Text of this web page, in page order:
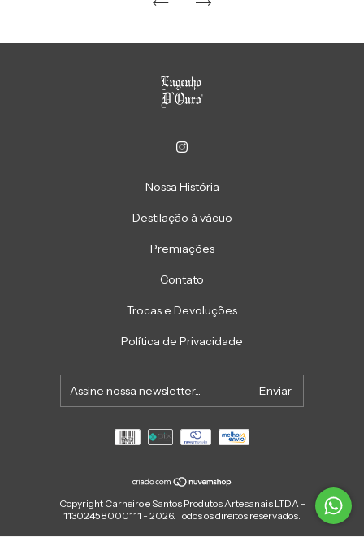
Nossa História
Destilação à vácuo
Premiações
Contato
Trocas e Devoluções
Política de Privacidade
Copyright Carneiro e Santos Produtos Artesanais LTDA -
11302458000111 - 2026. Todos os direitos reservados.